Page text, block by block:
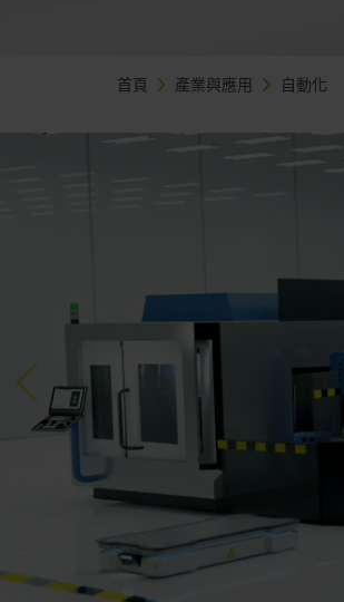
首頁 產業與應用 自動化
Previous